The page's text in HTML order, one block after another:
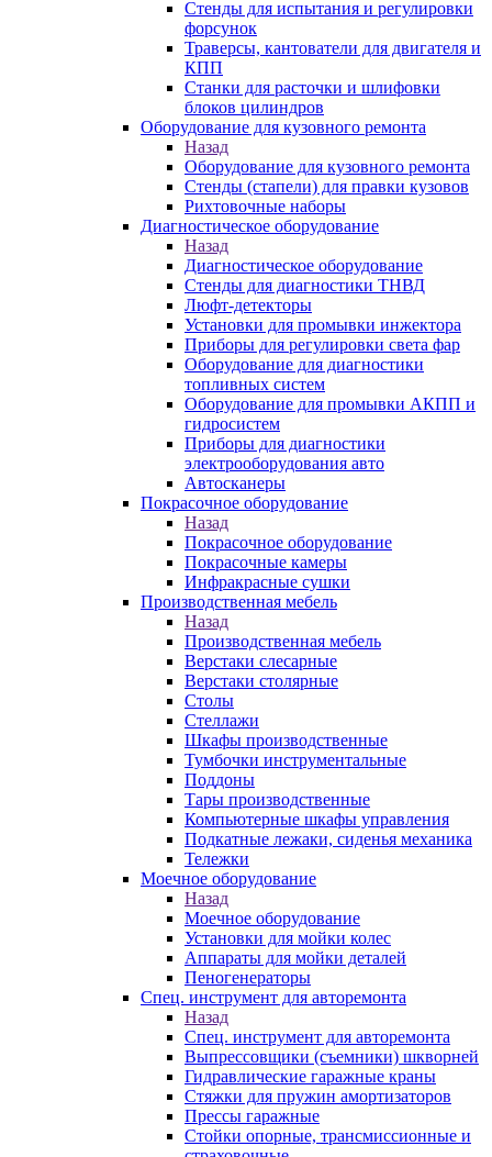
Стенды для испытания и регулировки
форсунок
Траверсы, кантователи для двигателя и
КПП
Станки для расточки и шлифовки
блоков цилиндров
Оборудование для кузовного ремонта
Назад
Оборудование для кузовного ремонта
Стенды (стапели) для правки кузовов
Рихтовочные наборы
Диагностическое оборудование
Назад
Диагностическое оборудование
Стенды для диагностики ТНВД
Люфт-детекторы
Установки для промывки инжектора
Приборы для регулировки света фар
Оборудование для диагностики
топливных систем
Оборудование для промывки АКПП и
гидросистем
Приборы для диагностики
электрооборудования авто
Автосканеры
Покрасочное оборудование
Назад
Покрасочное оборудование
Покрасочные камеры
Инфракрасные сушки
Производственная мебель
Назад
Производственная мебель
Верстаки слесарные
Верстаки столярные
Столы
Стеллажи
Шкафы производственные
Тумбочки инструментальные
Поддоны
Тары производственные
Компьютерные шкафы управления
Подкатные лежаки, сиденья механика
Тележки
Моечное оборудование
Назад
Моечное оборудование
Установки для мойки колес
Аппараты для мойки деталей
Пеногенераторы
Спец. инструмент для авторемонта
Назад
Спец. инструмент для авторемонта
Выпрессовщики (съемники) шкворней
Гидравлические гаражные краны
Стяжки для пружин амортизаторов
Прессы гаражные
Стойки опорные, трансмиссионные и